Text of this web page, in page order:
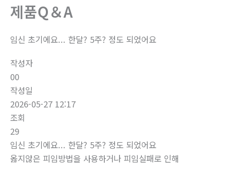
제품Q＆A
임신 초기에요... 한달? 5주? 정도 되었어요
작성자
00
작성일
2026-05-27 12:17
조회
29
임신 초기에요... 한달? 5주? 정도 되었어요
옳지않은 피임방법을 사용하거나 피임실패로 인해